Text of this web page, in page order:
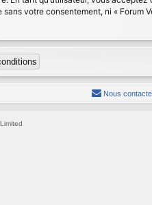
votre consentement, ni « Forum
Nous